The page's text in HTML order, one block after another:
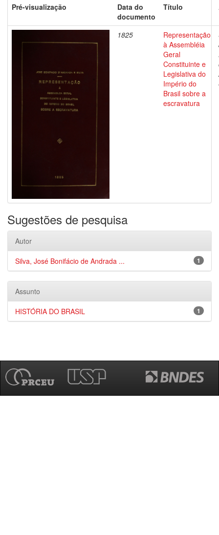
Pré-visualização
Data do
documento
Título
1825
Representação
à Assembléia
Geral
Constituinte e
Legislativa do
Império do
Brasil sobre a
escravatura
Sugestões de pesquisa
Autor
1
Silva, José Bonifácio de Andrada ...
Assunto
1
HISTÓRIA DO BRASIL